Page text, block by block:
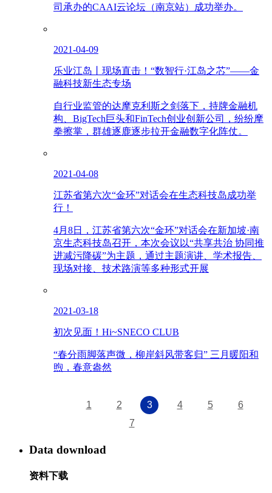
司承办的CAAI云论坛（南京站）成功举办。
2021-04-09
乐业江岛丨现场直击！“数智行·江岛之芯”——金
融科技新生态专场
自行业监管的达摩克利斯之剑落下，持牌金融机
构、BigTech巨头和FinTech创业创新公司，纷纷摩
拳擦掌，群雄逐鹿逐步拉开金融数字化阵仗。
2021-04-08
江苏省第六次“金环”对话会在生态科技岛成功举
行！
4月8日，江苏省第六次“金环”对话会在新加坡·南
京生态科技岛召开，本次会议以“共享共治 协同推
进减污降碳”为主题，通过主题演讲、学术报告、
现场对接、技术路演等多种形式开展
2021-03-18
初次见面！Hi~SNECO CLUB
“春分雨脚落声微，柳岸斜风带客归” 三月暖阳和
煦，春意盎然
1 2 3 4 5
6
7
Data download
资料下载